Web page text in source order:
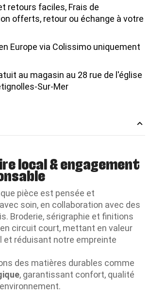
retours faciles, Frais de
offerts, retour ou échange à votre
Europe via Colissimo uniquement
au magasin au 28 rue de l'église
Sur-Mer
local & engagement
pièce est pensée et
soin, en collaboration avec des
Broderie, sérigraphie et finitions
circuit court, mettant en valeur
et réduisant notre empreinte
des matières durables comme
, garantissant confort, qualité